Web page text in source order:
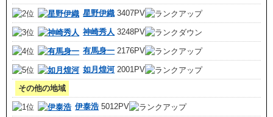
星野伊織 3407PV
神崎秀人 3248PV
有馬身一 2176PV
如月煌河2001PV
その他の地域
伊泰浩 5012PV